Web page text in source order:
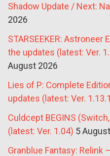
Shadow Update / Next:
2026
STARSEEKER:
the updates (latest: Ver.
August 2026
Lies of P: Complete
updates (latest: Ver.
Culdcept BEGINS
(latest: Ver. 1.04) 5
Granblue Fantasy: Relink